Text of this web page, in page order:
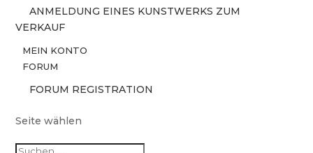
ANMELDUNG EINES KUNSTWERKS ZUM
VERKAUF
MEIN KONTO
FORUM
FORUM REGISTRATION
Seite wählen